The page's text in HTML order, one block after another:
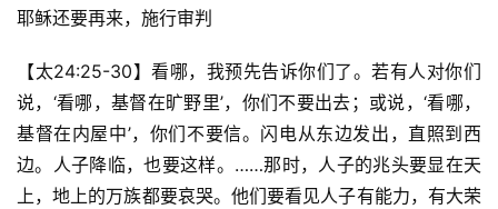
耶稣还要再来，施行审判
【太24:25-30】看哪，我预先告诉你们了。若有人对你们
说，‘看哪，基督在旷野里’，你们不要出去；或说，‘看哪，
基督在内屋中’，你们不要信。闪电从东边发出，直照到西
边。人子降临，也要这样。……那时，人子的兆头要显在天
上，地上的万族都要哀哭。他们要看见人子有能力，有大荣